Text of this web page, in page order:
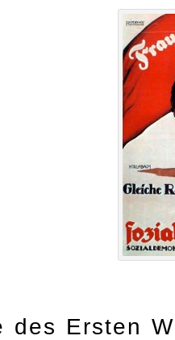
des Ersten